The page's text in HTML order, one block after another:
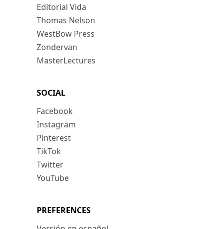
Editorial Vida
Thomas Nelson
WestBow Press
Zondervan
MasterLectures
SOCIAL
Facebook
Instagram
Pinterest
TikTok
Twitter
YouTube
PREFERENCES